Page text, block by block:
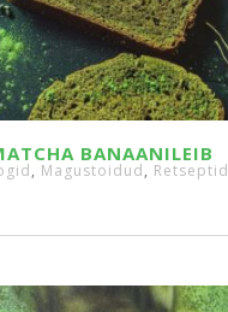
BANAANILEIB
, Magustoidud, Retseptid